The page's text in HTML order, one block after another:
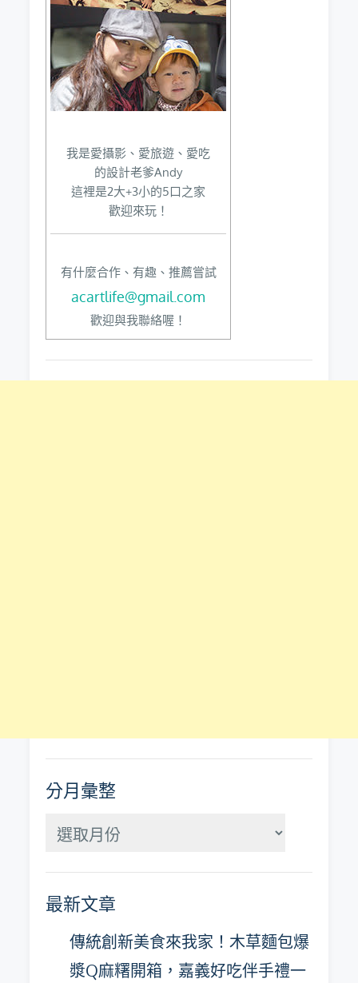
我是愛攝影、愛旅遊、愛吃
的設計老爹Andy
這裡是2大+3小的5口之家
歡迎來玩！
有什麼合作、有趣、推薦嘗試
acartlife@gmail.com
歡迎與我聯絡喔！
分月彙整
分
整
最新文章
傳統創新美食來我家！木草麵包爆
漿Q麻糬開箱，嘉義好吃伴手禮一